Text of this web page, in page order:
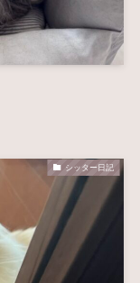
シッター日記